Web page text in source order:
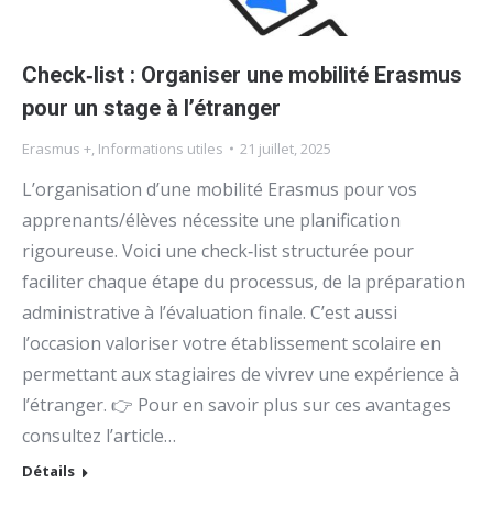
Check‑list : Organiser une mobilité Erasmus
pour un stage à l’étranger
Erasmus + Informations utiles 21 juillet, 2025
L’organisation d’une mobilité Erasmus pour vos
apprenants/élèves nécessite une planification
rigoureuse. Voici une check‑list structurée pour
faciliter chaque étape du processus, de la préparation
administrative à l’évaluation finale. C’est aussi
l’occasion valoriser votre établissement scolaire en
permettant aux stagiaires de vivrev une expérience à
l’étranger. 👉 Pour en savoir plus sur ces avantages
consultez l’article…
Détails